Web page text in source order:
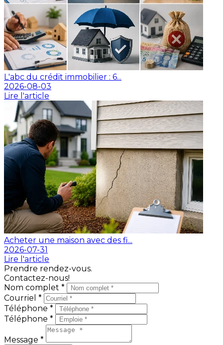
L'abc du crédit immobilier : 6...
2026-08-03
Lire l'article
Acheter une maison avec des fi...
2026-07-31
Lire l'article
Prendre rendez-vous.
Contactez-nous!
Nom complet *
Courriel *
Téléphone *
Téléphone *
Message *